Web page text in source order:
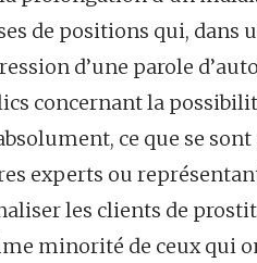
de positions qui, dans
d’une parole
concernant la
ce que se
experts ou
les clients de
minorité de ceux qui